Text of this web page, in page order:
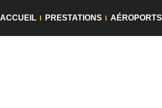
ACCUEIL PRESTATIONS AÉROPORTS